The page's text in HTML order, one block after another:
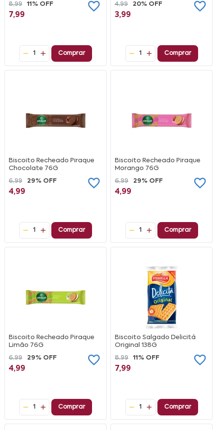
8,99
11% OFF
7,99
1 Comprar
4,99
20% OFF
3,99
1 Comprar
Biscoito Recheado Piraque
Chocolate 76G
6,99
29% OFF
4,99
1 Comprar
Biscoito Recheado Piraque
Morango 76G
6,99
29% OFF
4,99
1 Comprar
Biscoito Recheado Piraque
Limão 76G
6,99
29% OFF
4,99
1 Comprar
Biscoito Salgado Delicitá
Original 138G
8,99
11% OFF
7,99
1 Comprar